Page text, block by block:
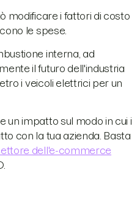
modificare i fattori di costo
le spese.
interna, ad
il futuro dell'industria
i veicoli elettrici per un
un impatto sul modo in cui i
con la tua azienda. Basta
dell'e-commerce